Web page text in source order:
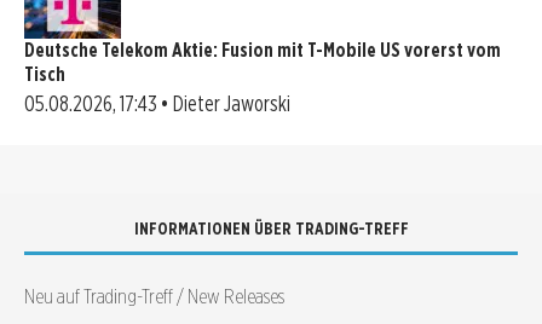
Deutsche Telekom Aktie: Fusion mit T-Mobile US vorerst vom
Tisch
05.08.2026, 17:43 • Dieter Jaworski
INFORMATIONEN ÜBER TRADING-TREFF
Neu auf Trading-Treff / New Releases